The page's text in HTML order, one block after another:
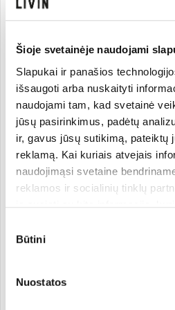
Šioje svetainėje naudojami
Slapukai ir panašios
išsaugoti arba nuskaityti
naudojami tam, kad svetainė
jūsų pasirinkimus, padėtų
ir, gavus jūsų sutikimą, pateiktų
reklamą. Kai kuriais atvejais
naudojimąsi svetaine
reklamos ir socialinių tinklų
pasirinkti, su kuriomis slapukų
Savo sutikimą galite bet kada
atsisakius tam tikrų slapukų
pasirinkimas
Būtini
Nuostatos
Po 10 min. veido odą nuvalykite
3. SUPER VALYMAS
Giliai išvalo riebią, inkštiruotą
išsiplėtusias poras, užkerta